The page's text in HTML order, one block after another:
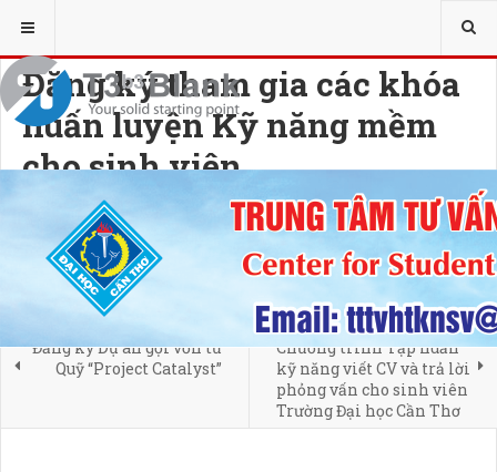
YOU ARE HERE: RÈN LUYỆN KỸ NĂNG
Đăng ký tham gia các khóa
huấn luyện Kỹ năng mềm
cho sinh viên
03 NOVEMBER 2023 HITS: 2498
Đăng ký Dự án gọi vốn từ
Quỹ “Project Catalyst”
NEXT ARTICLE
Chương trình Tập huấn
kỹ năng viết CV và trả lời
phỏng vấn cho sinh viên
Trường Đại học Cần Thơ